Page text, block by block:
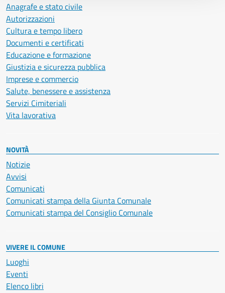
Anagrafe e stato civile
Autorizzazioni
Cultura e tempo libero
Documenti e certificati
Educazione e formazione
Giustizia e sicurezza pubblica
Imprese e commercio
Salute, benessere e assistenza
Servizi Cimiteriali
Vita lavorativa
NOVITÀ
Notizie
Avvisi
Comunicati
Comunicati stampa della Giunta Comunale
Comunicati stampa del Consiglio Comunale
VIVERE IL COMUNE
Luoghi
Eventi
Elenco libri